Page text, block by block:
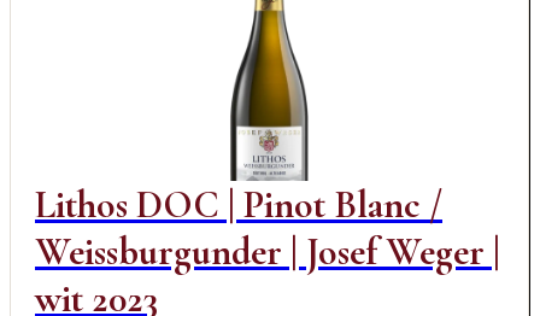
Lithos DOC | Pinot Blanc /
Weissburgunder | Josef Weger |
wit 2023